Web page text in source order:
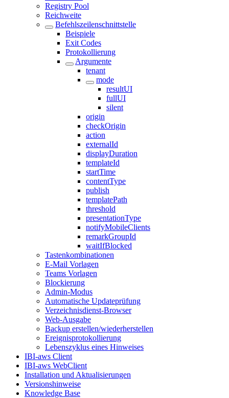
Registry Pool
Reichweite
Befehlszeilenschnittstelle
Beispiele
Exit Codes
Protokollierung
Argumente
tenant
mode
resultUI
fullUI
silent
origin
checkOrigin
action
externalId
displayDuration
templateId
startTime
contentType
publish
templatePath
threshold
presentationType
notifyMobileClients
remarkGroupId
waitIfBlocked
Tastenkombinationen
E-Mail Vorlagen
Teams Vorlagen
Blockierung
Admin-Modus
Automatische Updateprüfung
Verzeichnisdienst-Browser
Web-Ausgabe
Backup erstellen/wiederherstellen
Ereignisprotokollierung
Lebenszyklus eines Hinweises
IBI-aws Client
IBI-aws WebClient
Installation und Aktualisierungen
Versionshinweise
Knowledge Base